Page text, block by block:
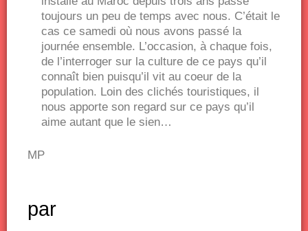
toujours un peu de temps avec nous. C’était le
cas ce samedi où nous avons passé la
journée ensemble. L’occasion, à chaque fois,
de l’interroger sur la culture de ce pays qu’il
connaît bien puisqu’il vit au coeur de la
population. Loin des clichés touristiques, il
nous apporte son regard sur ce pays qu’il
aime autant que le sien…
MP
par